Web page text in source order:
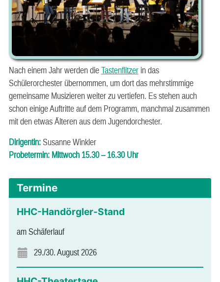
Nach einem Jahr werden die Tastenflitzerin das
Schülerorchester übernommen, um dort das mehrstimmige
gemeinsame Musizieren weiter zu vertiefen. Es stehen auch
schon einige Auftritte auf dem Programm, manchmal zusammen
mit den etwas Älteren aus dem Jugendorchester.
Dirigentin:Susanne Winkler
Probetermin: Mittwoch 15.30 – 16.30 Uhr
Termine
HHC-Handörgler-Stand
am Schäferlauf
29./30. August 2026